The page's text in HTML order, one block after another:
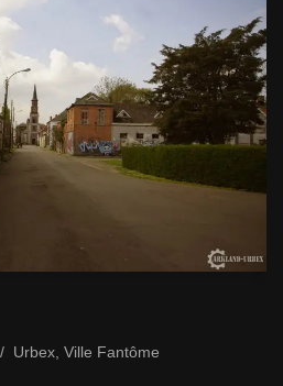
Urbex Ville Fantôme